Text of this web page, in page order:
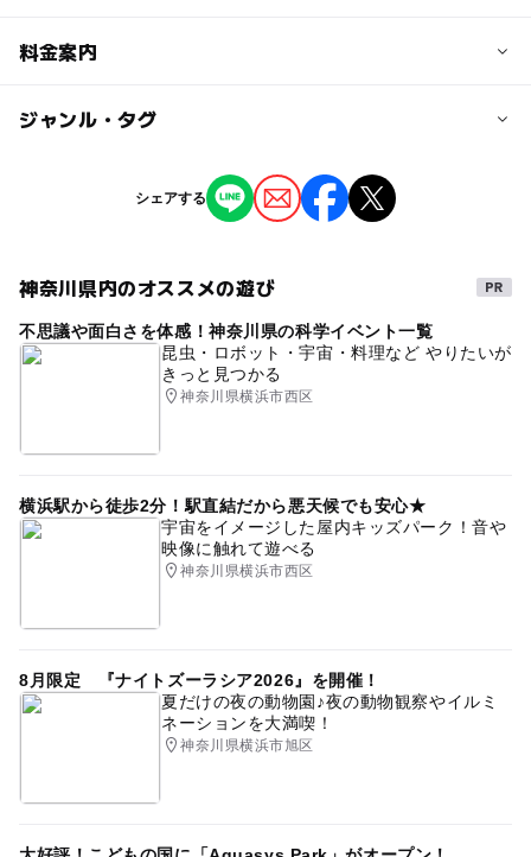
対象年齢
料金案内
子供の料金詳細
大人の料金詳細
ジャンル・タグ
ハワイ キッチンカー
シェアする
神奈川県内のオススメの遊び
不思議や面白さを体感！神奈川県の科学イベント一覧
昆虫・ロボット・宇宙・料理など やりたいが
きっと見つかる
神奈川県横浜市西区
横浜駅から徒歩2分！駅直結だから悪天候でも安心★
宇宙をイメージした屋内キッズパーク！音や
映像に触れて遊べる
神奈川県横浜市西区
8月限定 『ナイトズーラシア2026』を開催！
夏だけの夜の動物園♪夜の動物観察やイルミ
ネーションを大満喫！
神奈川県横浜市旭区